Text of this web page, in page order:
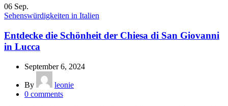
06 Sep.
Sehenswürdigkeiten in Italien
Entdecke die Schönheit der Chiesa di San Giovanni
in Lucca
September 6, 2024
By
leonie
0 comments